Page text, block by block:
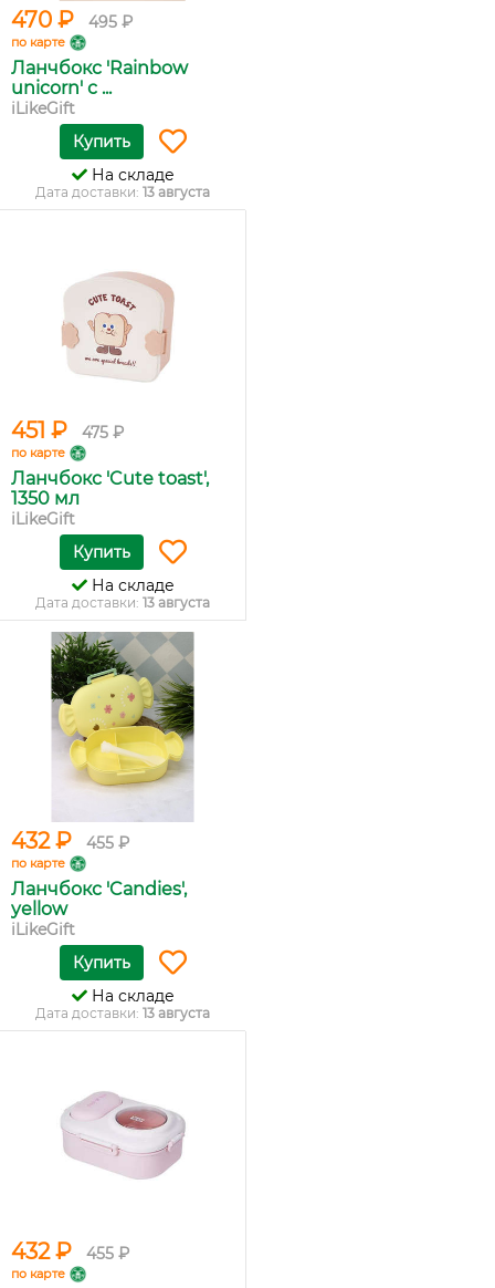
470 ₽ 495 ₽
по карте
Ланчбокс 'Rainbow
unicorn' с ...
iLikeGift
Купить
На складе
Дата доставки: 13 августа
451 ₽ 475 ₽
по карте
Ланчбокс 'Cute toast',
1350 мл
iLikeGift
Купить
На складе
Дата доставки: 13 августа
432 ₽ 455 ₽
по карте
Ланчбокс 'Candies',
yellow
iLikeGift
Купить
На складе
Дата доставки: 13 августа
432 ₽ 455 ₽
по карте